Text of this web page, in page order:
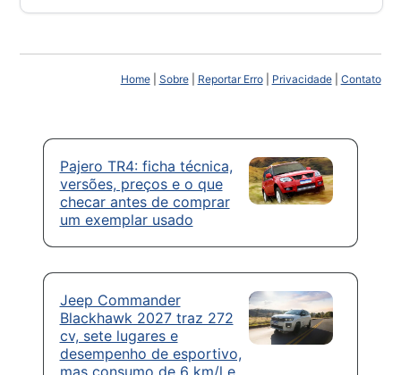
Home| Sobre| Reportar Erro| Privacidade| Contato
Pajero TR4: ficha técnica,
versões, preços e o que
checar antes de comprar
um exemplar usado
Jeep Commander
Blackhawk 2027 traz 272
cv, sete lugares e
desempenho de esportivo,
mas consumo de 6 km/l e